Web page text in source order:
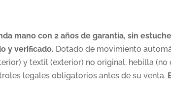
mano con 2 años de garantía, sin
y verificado. Dotado de movimiento
y textil (exterior) no original, hebilla
legales obligatorios antes de su venta.